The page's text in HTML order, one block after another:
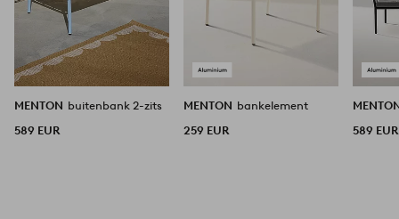
MENTON buitenbank 2-zits
589 EUR
MENTON bankelement
259 EUR
589 EUR